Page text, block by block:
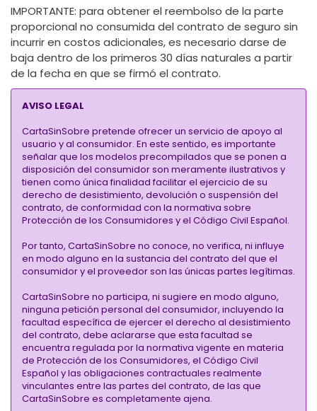
IMPORTANTE: para obtener el reembolso de la parte
proporcional no consumida del contrato de seguro sin
incurrir en costos adicionales, es necesario darse de
baja dentro de los primeros 30 días naturales a partir
de la fecha en que se firmó el contrato.
AVISO LEGAL
CartaSinSobre pretende ofrecer un servicio de apoyo al
usuario y al consumidor. En este sentido, es importante
señalar que los modelos precompilados que se ponen a
disposición del consumidor son meramente ilustrativos y
tienen como única finalidad facilitar el ejercicio de su
derecho de desistimiento, devolución o suspensión del
contrato, de conformidad con la normativa sobre
Protección de los Consumidores y el Código Civil Español.
Por tanto, CartaSinSobre no conoce, no verifica, ni influye
en modo alguno en la sustancia del contrato del que el
consumidor y el proveedor son las únicas partes legítimas.
CartaSinSobre no participa, ni sugiere en modo alguno,
ninguna petición personal del consumidor, incluyendo la
facultad específica de ejercer el derecho al desistimiento
del contrato, debe aclararse que esta facultad se
encuentra regulada por la normativa vigente en materia
de Protección de los Consumidores, el Código Civil
Español y las obligaciones contractuales realmente
vinculantes entre las partes del contrato, de las que
CartaSinSobre es completamente ajena.